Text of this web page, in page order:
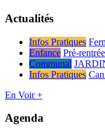
Actualités
Infos Pratiques
Enfance Pré-
Communal
Infos Pratiques
En Voir +
Agenda